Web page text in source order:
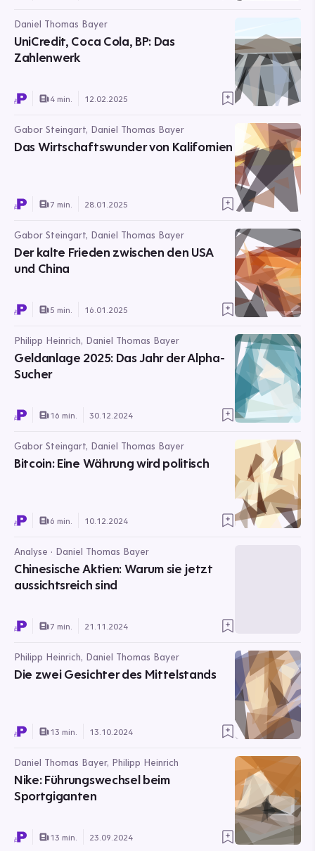
Daniel Thomas Bayer
UniCredit, Coca Cola, BP: Das
Zahlenwerk
4 min. 12.02.2025
Gabor Steingart, Daniel Thomas Bayer
Das Wirtschaftswunder von Kalifornien
7 min. 28.01.2025
Gabor Steingart, Daniel Thomas Bayer
Der kalte Frieden zwischen den USA
und China
5 min. 16.01.2025
Philipp Heinrich, Daniel Thomas Bayer
Geldanlage 2025: Das Jahr der Alpha-
Sucher
16 min. 30.12.2024
Gabor Steingart, Daniel Thomas Bayer
Bitcoin: Eine Währung wird politisch
6 min. 10.12.2024
Analyse · Daniel Thomas Bayer
Chinesische Aktien: Warum sie jetzt
aussichtsreich sind
7 min. 21.11.2024
Philipp Heinrich, Daniel Thomas Bayer
Die zwei Gesichter des Mittelstands
13 min. 13.10.2024
Daniel Thomas Bayer, Philipp Heinrich
Nike: Führungswechsel beim
Sportgiganten
13 min. 23.09.2024